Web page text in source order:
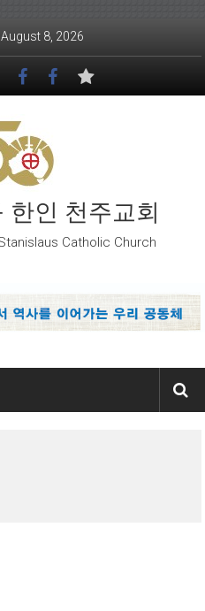
8, 2026
인 천주교회
Catholic Church